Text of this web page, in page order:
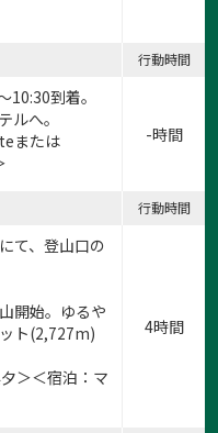
行動時間
10:30到着。
ルへ。
または
-時間
行動時間
て、登山口の
開始。ゆるや
ト(2,727m)
＞＜宿泊：マ
4時間